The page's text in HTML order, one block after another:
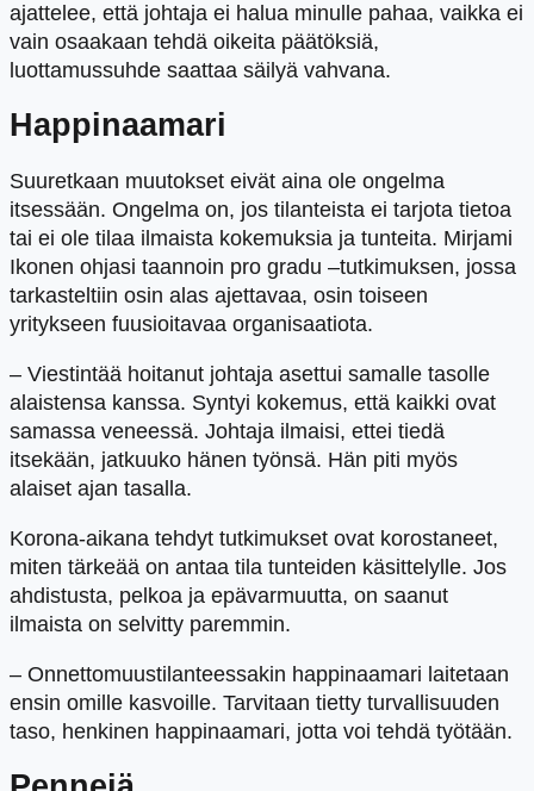
ajattelee, että johtaja ei halua minulle pahaa, vaikka ei
vain osaakaan tehdä oikeita päätöksiä,
luottamussuhde saattaa säilyä vahvana.
Happinaamari
Suuretkaan muutokset eivät aina ole ongelma
itsessään. Ongelma on, jos tilanteista ei tarjota tietoa
tai ei ole tilaa ilmaista kokemuksia ja tunteita. Mirjami
Ikonen ohjasi taannoin pro gradu –tutkimuksen, jossa
tarkasteltiin osin alas ajettavaa, osin toiseen
yritykseen fuusioitavaa organisaatiota.
– Viestintää hoitanut johtaja asettui samalle tasolle
alaistensa kanssa. Syntyi kokemus, että kaikki ovat
samassa veneessä. Johtaja ilmaisi, ettei tiedä
itsekään, jatkuuko hänen työnsä. Hän piti myös
alaiset ajan tasalla.
Korona-aikana tehdyt tutkimukset ovat korostaneet,
miten tärkeää on antaa tila tunteiden käsittelylle. Jos
ahdistusta, pelkoa ja epävarmuutta, on saanut
ilmaista on selvitty paremmin.
– Onnettomuustilanteessakin happinaamari laitetaan
ensin omille kasvoille. Tarvitaan tietty turvallisuuden
taso, henkinen happinaamari, jotta voi tehdä työtään.